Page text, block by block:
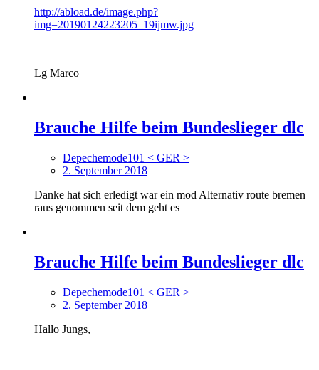
http://abload.de/image.php?
img=20190124223205_19ijmw.jpg
Lg Marco
Brauche Hilfe beim Bundeslieger dlc
Depechemode101 < GER >
2. September 2018
Danke hat sich erledigt war ein mod Alternativ route bremen
raus genommen seit dem geht es
Brauche Hilfe beim Bundeslieger dlc
Depechemode101 < GER >
2. September 2018
Hallo Jungs,